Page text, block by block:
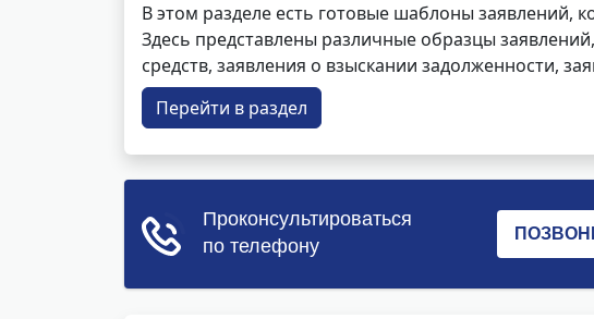
В этом разделе есть готовые шаблоны заявлений,
Здесь представлены различные образцы
средств, заявления о взыскании задолженности,
Перейти в раздел